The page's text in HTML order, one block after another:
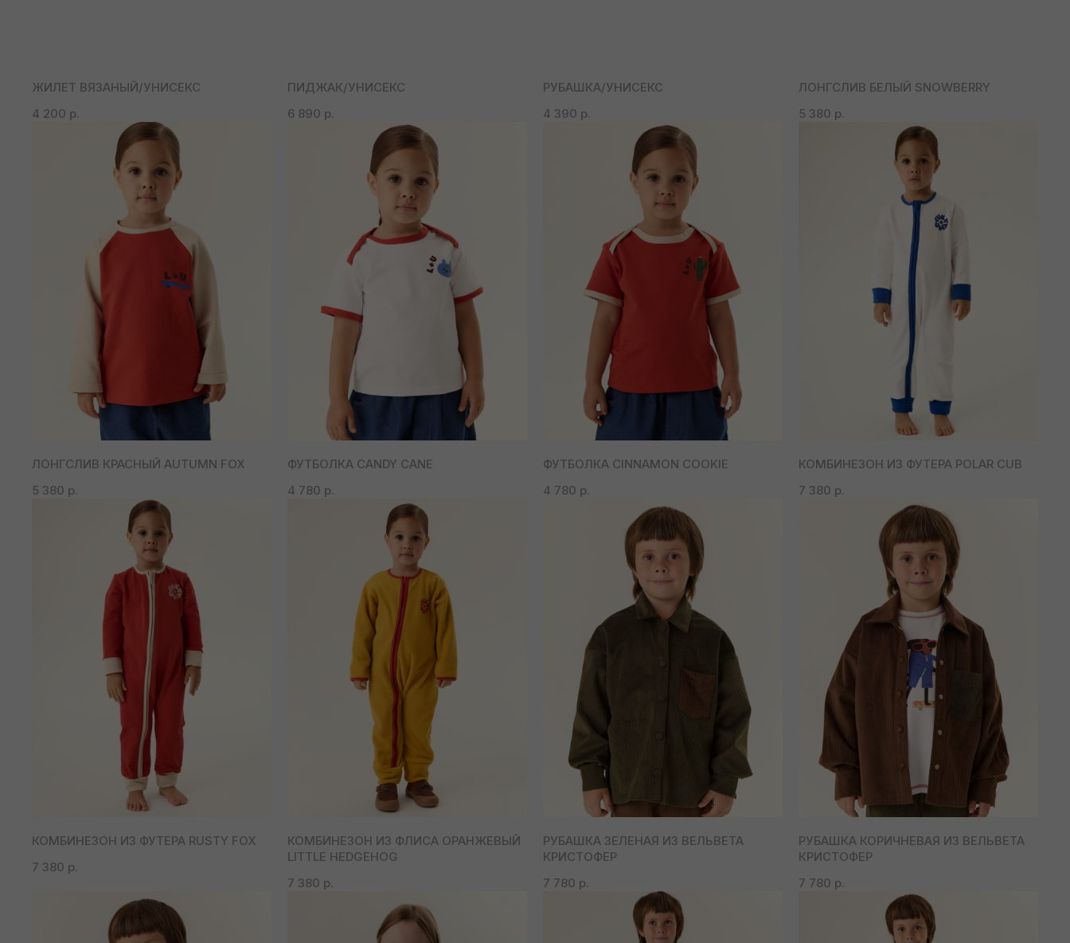
ЖИЛЕТ ВЯЗАНЫЙ/УНИСЕКС
4 200 р.
ПИДЖАК/УНИСЕКС
6 890 р.
РУБАШКА/УНИСЕКС
4 390 р.
ЛОНГСЛИВ БЕЛЫЙ SNOWBERRY
5 380 р.
ЛОНГСЛИВ КРАСНЫЙ AUTUMN FOX
5 380 р.
ФУТБОЛКА CANDY CANE
4 780 р.
ФУТБОЛКА CINNAMON COOKIE
4 780 р.
КОМБИНЕЗОН ИЗ ФУТЕРА POLAR CUB
7 380 р.
КОМБИНЕЗОН ИЗ ФУТЕРА RUSTY FOX
7 380 р.
КОМБИНЕЗОН ИЗ ФЛИСА ОРАНЖЕВЫЙ
LITTLE HEDGEHOG
7 380 р.
РУБАШКА ЗЕЛЕНАЯ ИЗ ВЕЛЬВЕТА
КРИСТОФЕР
7 780 р.
РУБАШКА КОРИЧНЕВАЯ ИЗ ВЕЛЬВЕТА
КРИСТОФЕР
7 780 р.